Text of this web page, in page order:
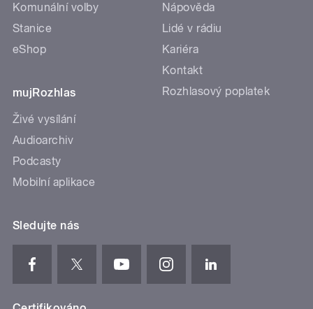
Komunální volby
Stanice
eShop
mujRozhlas
Živé vysílání
Audioarchiv
Podcasty
Mobilní aplikace
Nápověda
Lidé v rádiu
Kariéra
Kontakt
Rozhlasový poplatek
Sledujte nás